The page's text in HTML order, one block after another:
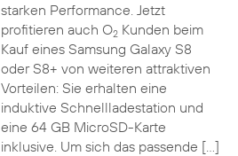
starken Performance. Jetzt
profitieren auch O2Kunden beim
Kauf eines Samsung Galaxy S8
oder S8+ von weiteren attraktiven
Vorteilen: Sie erhalten eine
induktive Schnellladestation und
eine 64 GB MicroSD-Karte
inklusive. Um sich das passende […]